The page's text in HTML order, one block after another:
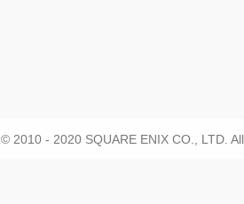
© 2010 - 2020 SQUARE ENIX CO., LTD.